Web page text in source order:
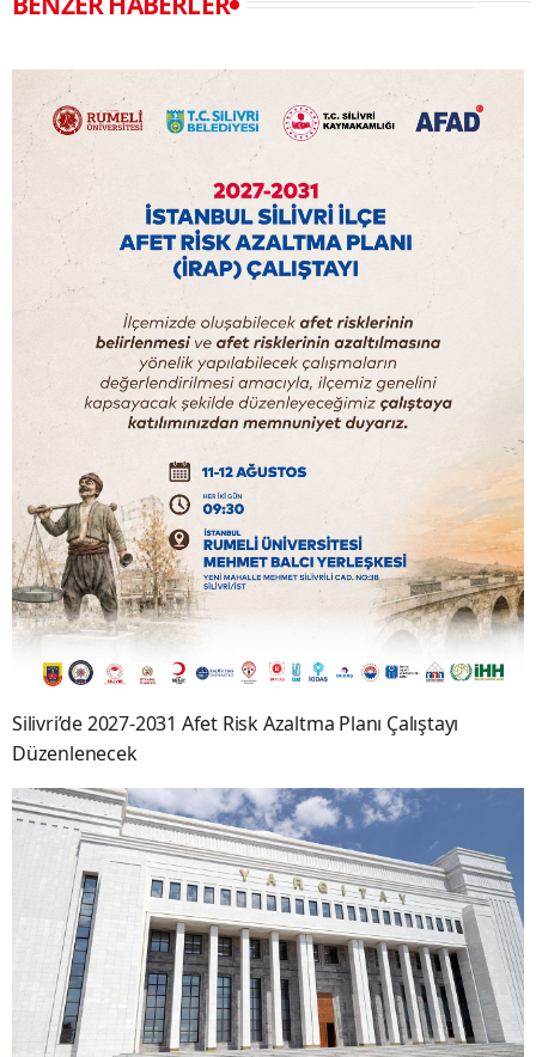
Silivri’de 2027-2031 Afet Risk Azaltma Planı Çalıştayı
Düzenlenecek